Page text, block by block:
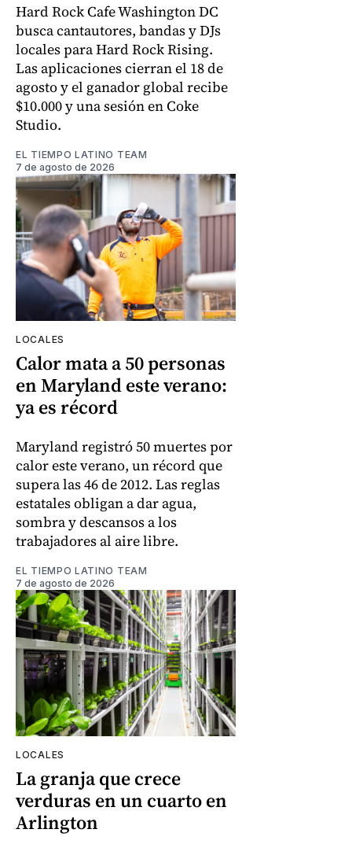
Hard Rock Cafe Washington DC
busca cantautores, bandas y DJs
locales para Hard Rock Rising.
Las aplicaciones cierran el 18 de
agosto y el ganador global recibe
$10.000 y una sesión en Coke
Studio.
EL TIEMPO LATINO TEAM
7 de agosto de 2026
LOCALES
Calor mata a 50 personas
en Maryland este verano:
ya es récord
Maryland registró 50 muertes por
calor este verano, un récord que
supera las 46 de 2012. Las reglas
estatales obligan a dar agua,
sombra y descansos a los
trabajadores al aire libre.
EL TIEMPO LATINO TEAM
7 de agosto de 2026
LOCALES
La granja que crece
verduras en un cuarto en
Arlington